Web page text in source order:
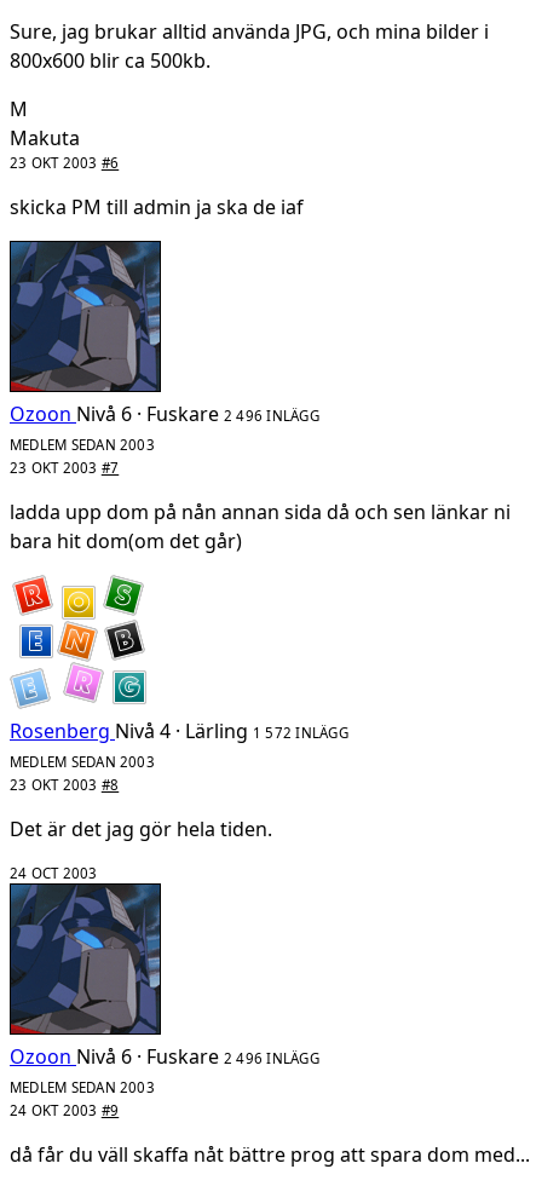
Sure, jag brukar alltid använda JPG, och mina bilder i
800x600 blir ca 500kb.
M
Makuta
23 OKT 2003 #6
skicka PM till admin ja ska de iaf
Ozoon Nivå 6 · Fuskare 2 496 INLÄGG
MEDLEM SEDAN 2003
23 OKT 2003 #7
ladda upp dom på nån annan sida då och sen länkar ni
bara hit dom(om det går)
Rosenberg Nivå 4 · Lärling 1 572 INLÄGG
MEDLEM SEDAN 2003
23 OKT 2003 #8
Det är det jag gör hela tiden.
24 OCT 2003
Ozoon Nivå 6 · Fuskare 2 496 INLÄGG
MEDLEM SEDAN 2003
24 OKT 2003 #9
då får du väll skaffa nåt bättre prog att spara dom med...